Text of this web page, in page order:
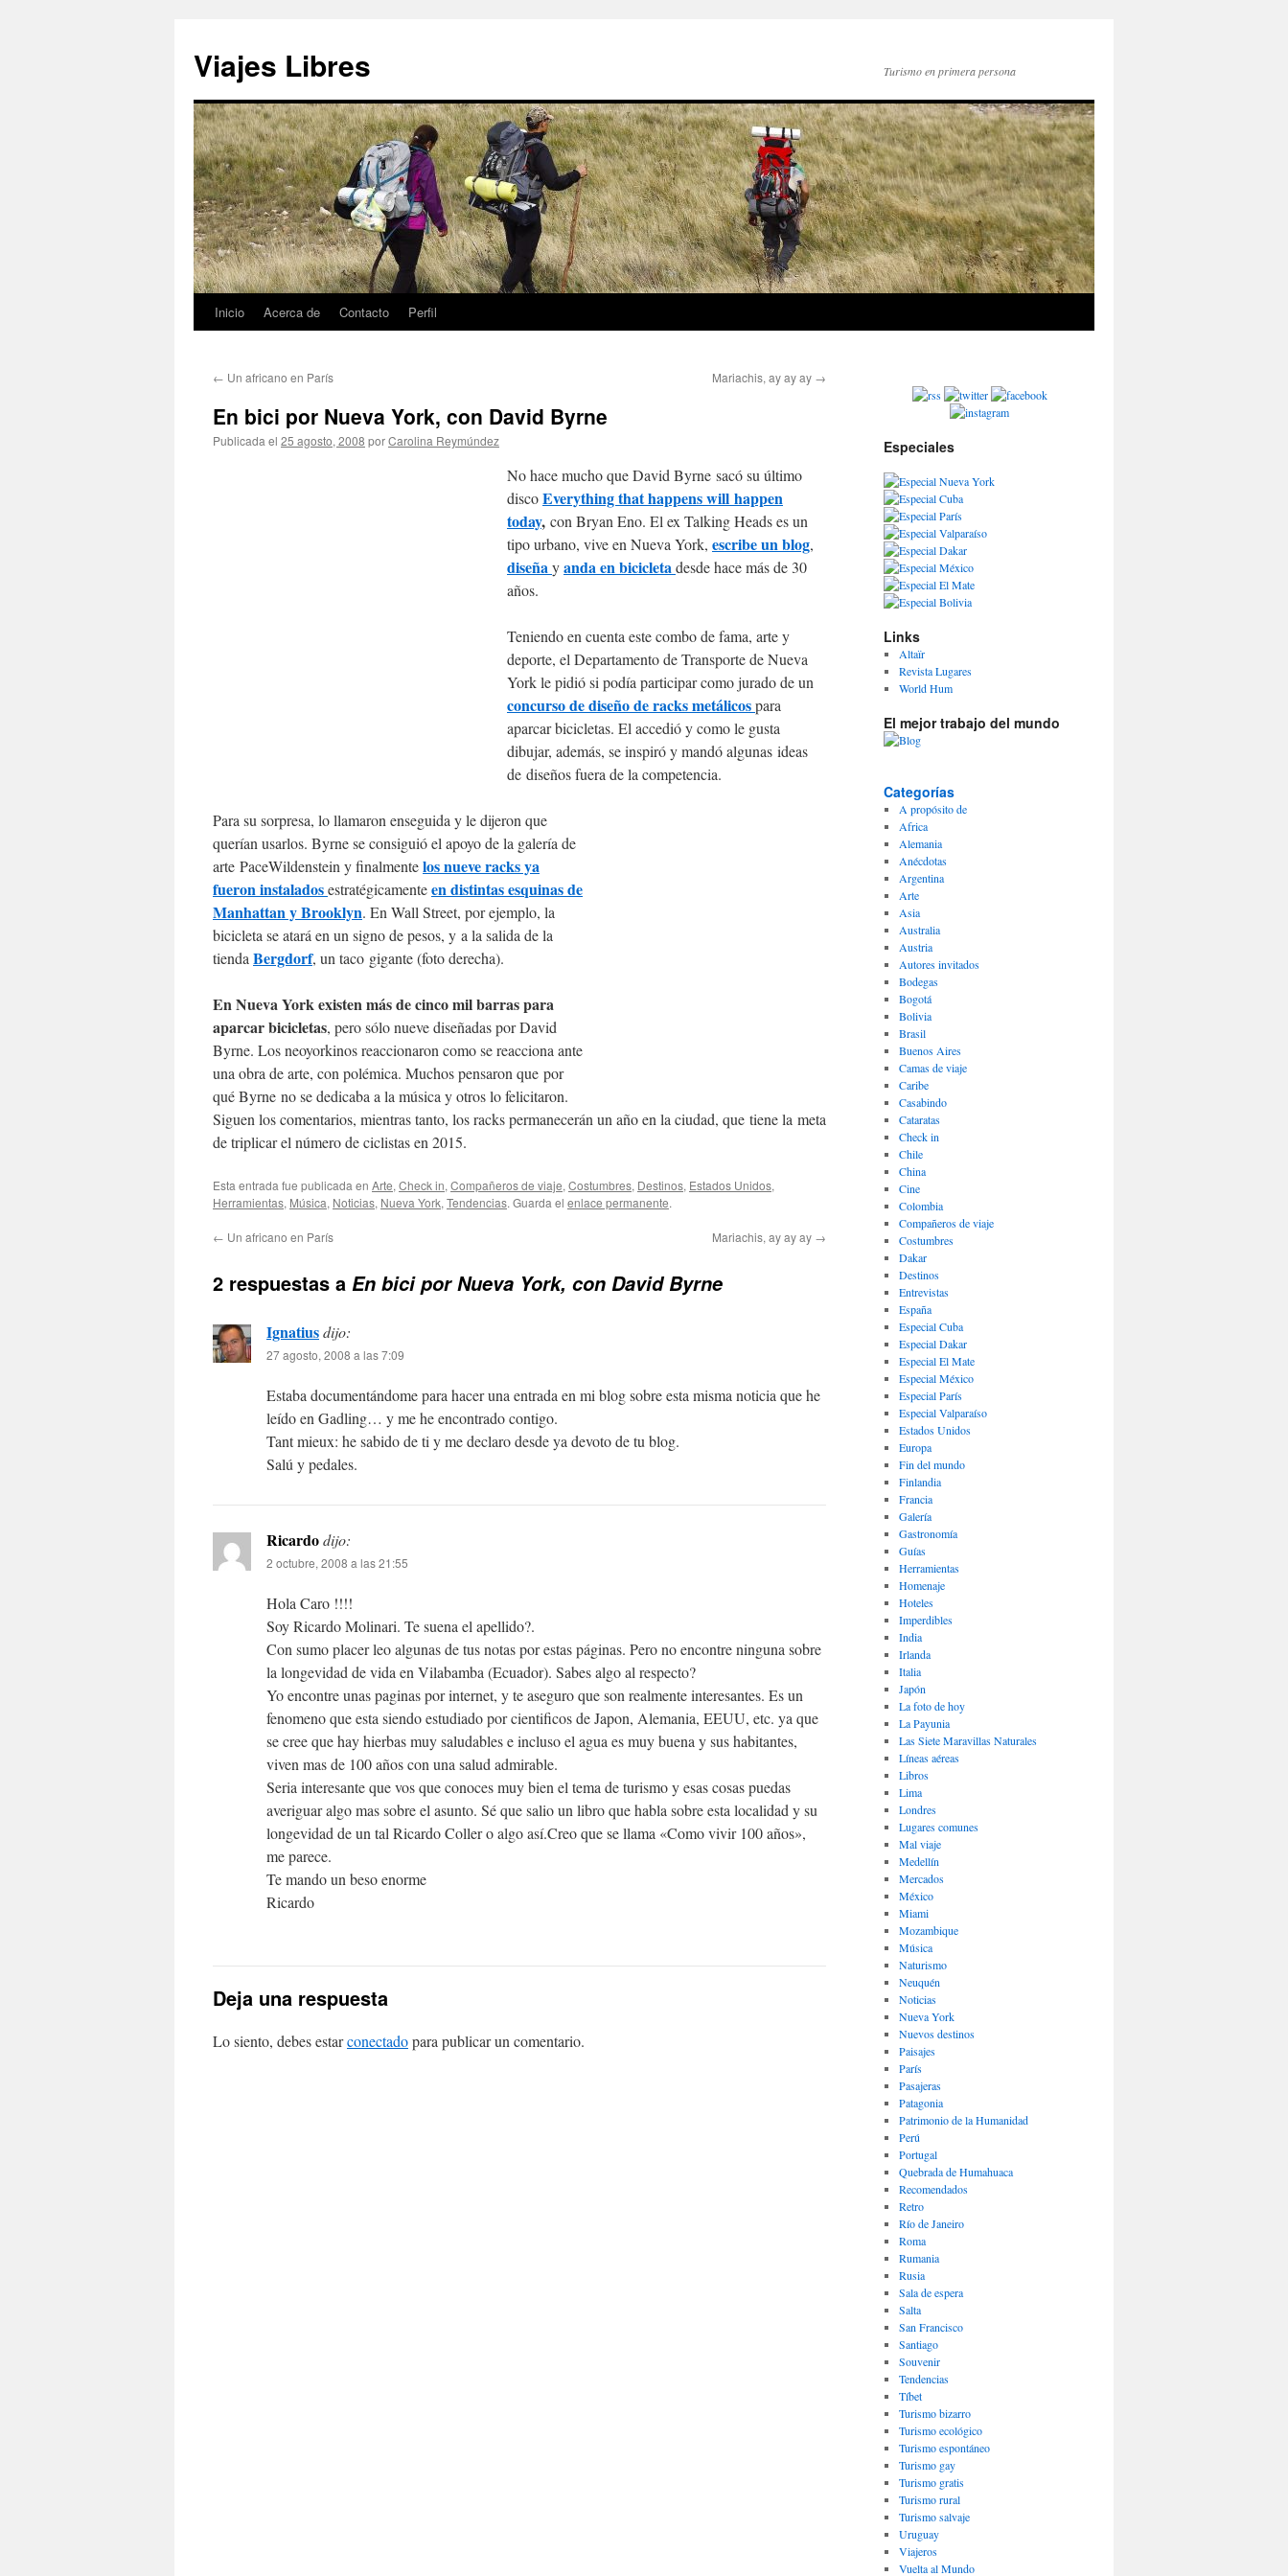
contenido
Viajes Libres Turismo en primera persona
Inicio Acerca de Contacto Perfil
← Un africano en París Mariachis, ay ay ay →
En bici por Nueva York, con David Byrne
Publicada el 25 agosto, 2008 porCarolina Reymúndez
No hace mucho que David Byrne sacó su último
discoEverything that happens will happen
today, con Bryan Eno. El ex Talking Heads es un
tipo urbano, vive en Nueva York, escribe un blog,
diseñayanda en bicicletadesde hace más de 30
años.
Teniendo en cuenta este combo de fama, arte y
deporte, el Departamento de Transporte de Nueva
York le pidió si podía participar como jurado de un
concurso de diseño de racks metálicospara
aparcar bicicletas. El accedió y como le gusta
dibujar, además, se inspiró y mandó algunas ideas
de diseños fuera de la competencia.
Para su sorpresa, lo llamaron enseguida y le dijeron que
querían usarlos. Byrne se consiguió el apoyo de la galería de
arte PaceWildenstein y finalmentelos nueve racks ya
fueron instaladosestratégicamenteen distintas esquinas de
Manhattan y Brooklyn. En Wall Street, por ejemplo, la
bicicleta se atará en un signo de pesos, y a la salida de la
tienda Bergdorf, un taco gigante (foto derecha).
En Nueva York existen más de cinco mil barras para
aparcar bicicletas, pero sólo nueve diseñadas por David
Byrne. Los neoyorkinos reaccionaron como se reacciona ante
una obra de arte, con polémica. Muchos pensaron que por
qué Byrne no se dedicaba a la música y otros lo felicitaron.
Siguen los comentarios, mientras tanto, los racks permanecerán un año en la ciudad, que tiene la meta
de triplicar el número de ciclistas en 2015.
Esta entrada fue publicada en Arte, Check in, Compañeros de viaje, Costumbres, Destinos, Estados Unidos,
Herramientas, Música, Noticias, Nueva York, Tendencias. Guarda el enlace permanente.
← Un africano en París Mariachis, ay ay ay →
2 respuestas a En bici por Nueva York, con David Byrne
Ignatiusdijo:
27 agosto, 2008 a las 7:09
Estaba documentándome para hacer una entrada en mi blog sobre esta misma noticia que he
leído en Gadling… y me he encontrado contigo.
Tant mieux: he sabido de ti y me declaro desde ya devoto de tu blog.
Salú y pedales.
Ricardodijo:
2 octubre, 2008 a las 21:55
Hola Caro !!!!
Soy Ricardo Molinari. Te suena el apellido?.
Con sumo placer leo algunas de tus notas por estas páginas. Pero no encontre ninguna sobre
la longevidad de vida en Vilabamba (Ecuador). Sabes algo al respecto?
Yo encontre unas paginas por internet, y te aseguro que son realmente interesantes. Es un
fenomeno que esta siendo estudiado por cientificos de Japon, Alemania, EEUU, etc. ya que
se cree que hay hierbas muy saludables e incluso el agua es muy buena y sus habitantes,
viven mas de 100 años con una salud admirable.
Seria interesante que vos que conoces muy bien el tema de turismo y esas cosas puedas
averiguar algo mas sobre el asunto. Sé que salio un libro que habla sobre esta localidad y su
longevidad de un tal Ricardo Coller o algo así.Creo que se llama «Como vivir 100 años»,
me parece.
Te mando un beso enorme
Ricardo
Deja una respuesta
Lo siento, debes estarconectadopara publicar un comentario.
Especiales
Links
Altaïr
Revista Lugares
World Hum
El mejor trabajo del mundo
Categorías
A propósito de
Africa
Alemania
Anécdotas
Argentina
Arte
Asia
Australia
Austria
Autores invitados
Bodegas
Bogotá
Bolivia
Brasil
Buenos Aires
Camas de viaje
Caribe
Casabindo
Cataratas
Check in
Chile
China
Cine
Colombia
Compañeros de viaje
Costumbres
Dakar
Destinos
Entrevistas
España
Especial Cuba
Especial Dakar
Especial El Mate
Especial México
Especial París
Especial Valparaíso
Estados Unidos
Europa
Fin del mundo
Finlandia
Francia
Galería
Gastronomí­a
Guías
Herramientas
Homenaje
Hoteles
Imperdibles
India
Irlanda
Italia
Japón
La foto de hoy
La Payunia
Las Siete Maravillas Naturales
Lí­neas aéreas
Libros
Lima
Londres
Lugares comunes
Mal viaje
Medellín
Mercados
México
Miami
Mozambique
Música
Naturismo
Neuquén
Noticias
Nueva York
Nuevos destinos
Paisajes
Parí­s
Pasajeras
Patagonia
Patrimonio de la Humanidad
Perú
Portugal
Quebrada de Humahuaca
Recomendados
Retro
Río de Janeiro
Roma
Rumania
Rusia
Sala de espera
Salta
San Francisco
Santiago
Souvenir
Tendencias
Tíbet
Turismo bizarro
Turismo ecológico
Turismo espontáneo
Turismo gay
Turismo gratis
Turismo rural
Turismo salvaje
Uruguay
Viajeros
Vuelta al Mundo